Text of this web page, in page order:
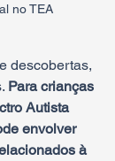
no TEA
descobertas,
Para crianças
Autista
envolver
à